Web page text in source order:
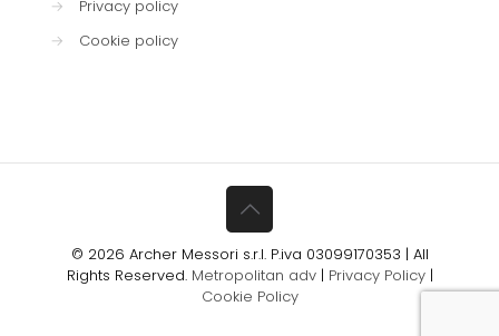
→
Privacy policy
→
Cookie policy
© 2026 Archer Messori s.r.l. P.iva 03099170353 | All
Rights Reserved. Metropolitan adv| Privacy Policy|
Cookie Policy